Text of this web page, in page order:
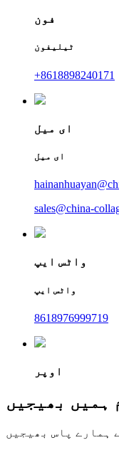
فون
ٹیلیفون
+8618898240171
ای میل
ای میل
sales@china-
واٹس ایپ
واٹس ایپ
8618976999719
اوپر
ہمارے پاس بھیجیں